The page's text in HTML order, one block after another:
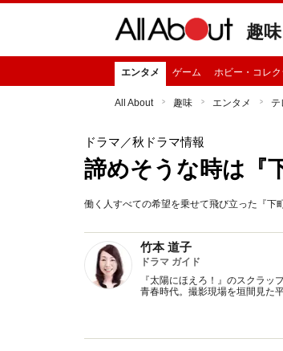
趣味
エンタメ ゲーム ホビー・コレク
All About 趣味 エンタメ テ
ドラマ ／秋ドラマ情報
諦めそうな時は『
働く人すべての希望を乗せて飛び立った『下
竹本 道子
ドラマ ガイド
『太陽にほえろ！』のスクラ
青春時代。撮影現場を垣間見た